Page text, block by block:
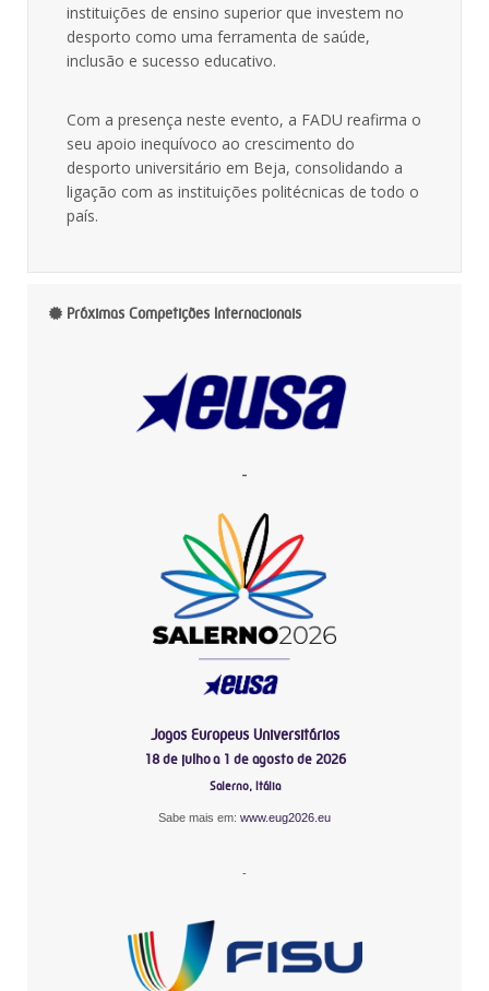
instituições de ensino superior que investem no
desporto como uma ferramenta de saúde,
inclusão e sucesso educativo.
Com a presença neste evento, a FADU reafirma o
seu apoio inequívoco ao crescimento do
desporto universitário em Beja, consolidando a
ligação com as instituições politécnicas de todo o
país.
Próximas Competições Internacionais
-
Jogos Europeus Universitários
18 de julho a 1 de agosto de 2026
Salerno, Itália
Sabe mais em: www.eug2026.eu
-